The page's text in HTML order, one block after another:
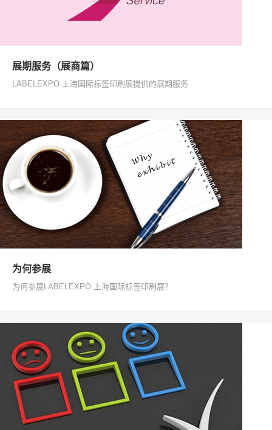
展期服务（展商篇）
LABELEXPO 上海国际标签印刷展提供的展期服务
为何参展
为何参展LABELEXPO 上海国际标签印刷展？